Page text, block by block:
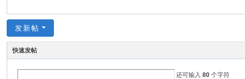
发新帖
快速发帖
还可输入80 个字符